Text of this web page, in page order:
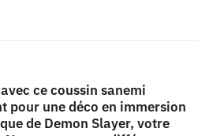
ce coussin sanemi
pour une déco en immersion
de Demon Slayer, votre